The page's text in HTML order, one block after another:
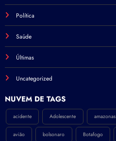
Política
Saúde
Últimas
Uncategorized
NÚVEM DE TAGS
acidente Adolescente amazonas
avião bolsonaro Botafogo